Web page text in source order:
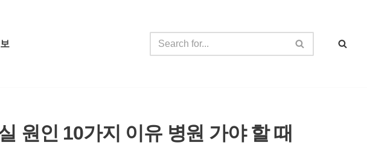
원인 10가지 이유 병원 가야 할 때